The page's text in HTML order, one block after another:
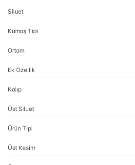
Siluet
Kumaş Tipi
Ortam
Ek Özellik
Kalıp
Üst Siluet
Ürün Tipi
Üst Kesim